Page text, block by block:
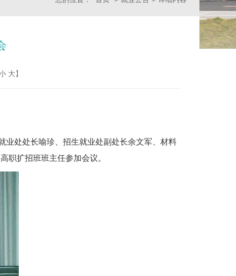
大】
处处长喻珍、招生就业处副处长余文军、材料
职扩招班班主任参加会议。